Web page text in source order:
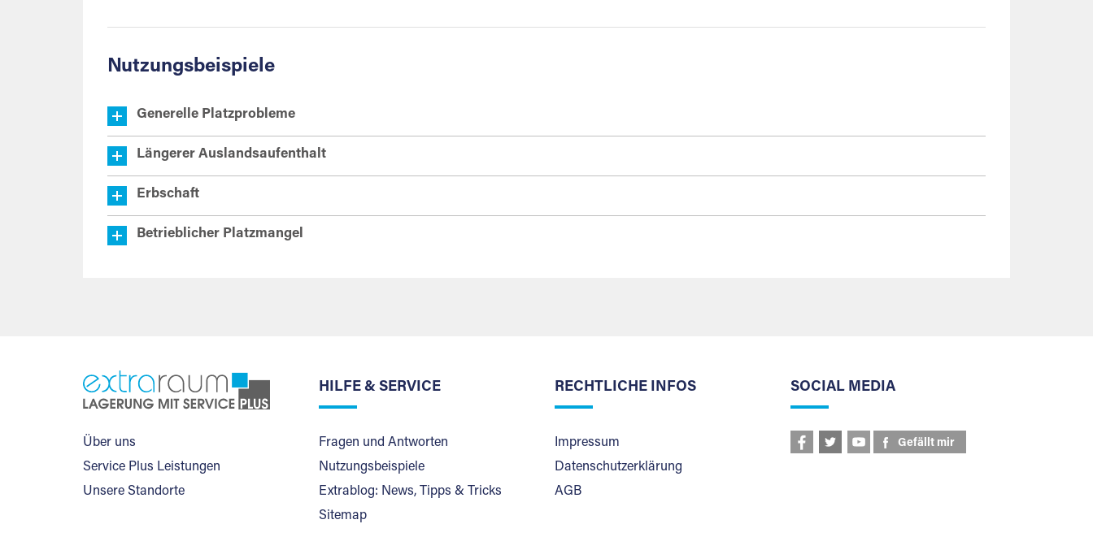
Nutzungsbeispiele
Generelle Platzprobleme
Längerer Auslandsaufenthalt
Erbschaft
Betrieblicher Platzmangel
Über uns
Service Plus Leistungen
Unsere Standorte
HILFE & SERVICE
Fragen und Antworten
Nutzungsbeispiele
Extrablog: News, Tipps & Tricks
Sitemap
RECHTLICHE INFOS
Impressum
Datenschutzerklärung
AGB
SOCIAL MEDIA
Gefällt mir